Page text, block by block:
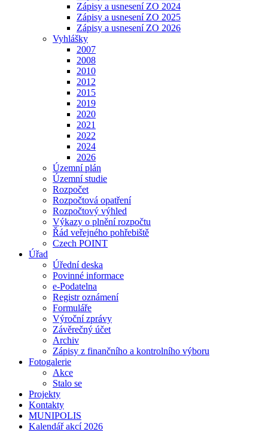
Zápisy a usnesení ZO 2024
Zápisy a usnesení ZO 2025
Zápisy a usnesení ZO 2026
Vyhlášky
2007
2008
2010
2012
2015
2019
2020
2021
2022
2024
2026
Územní plán
Územní studie
Rozpočet
Rozpočtová opatření
Rozpočtový výhled
Výkazy o plnění rozpočtu
Řád veřejného pohřebiště
Czech POINT
Úřad
Úřední deska
Povinné informace
e-Podatelna
Registr oznámení
Formuláře
Výroční zprávy
Závěrečný účet
Archiv
Zápisy z finančního a kontrolního výboru
Fotogalerie
Akce
Stalo se
Projekty
Kontakty
MUNIPOLIS
Kalendář akcí 2026